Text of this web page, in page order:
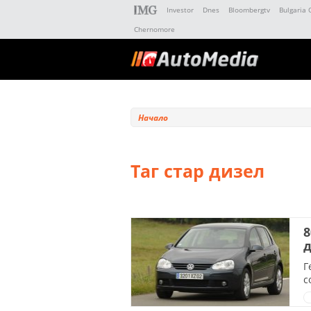
Investor Dnes Bloombergtv Bulgaria
Chernomore
Начало
Таг стар дизел